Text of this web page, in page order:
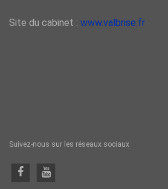
Site du cabinet : www.valbrise.fr
Suivez-nous sur les réseaux sociaux